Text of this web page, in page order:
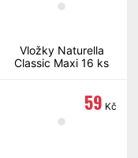
Vložky Naturella
Classic Maxi 16 ks
59 Kč